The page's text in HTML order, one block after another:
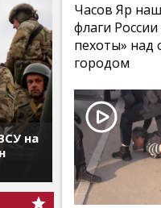
на
Часов Яр
флаги
пехоты»
городом